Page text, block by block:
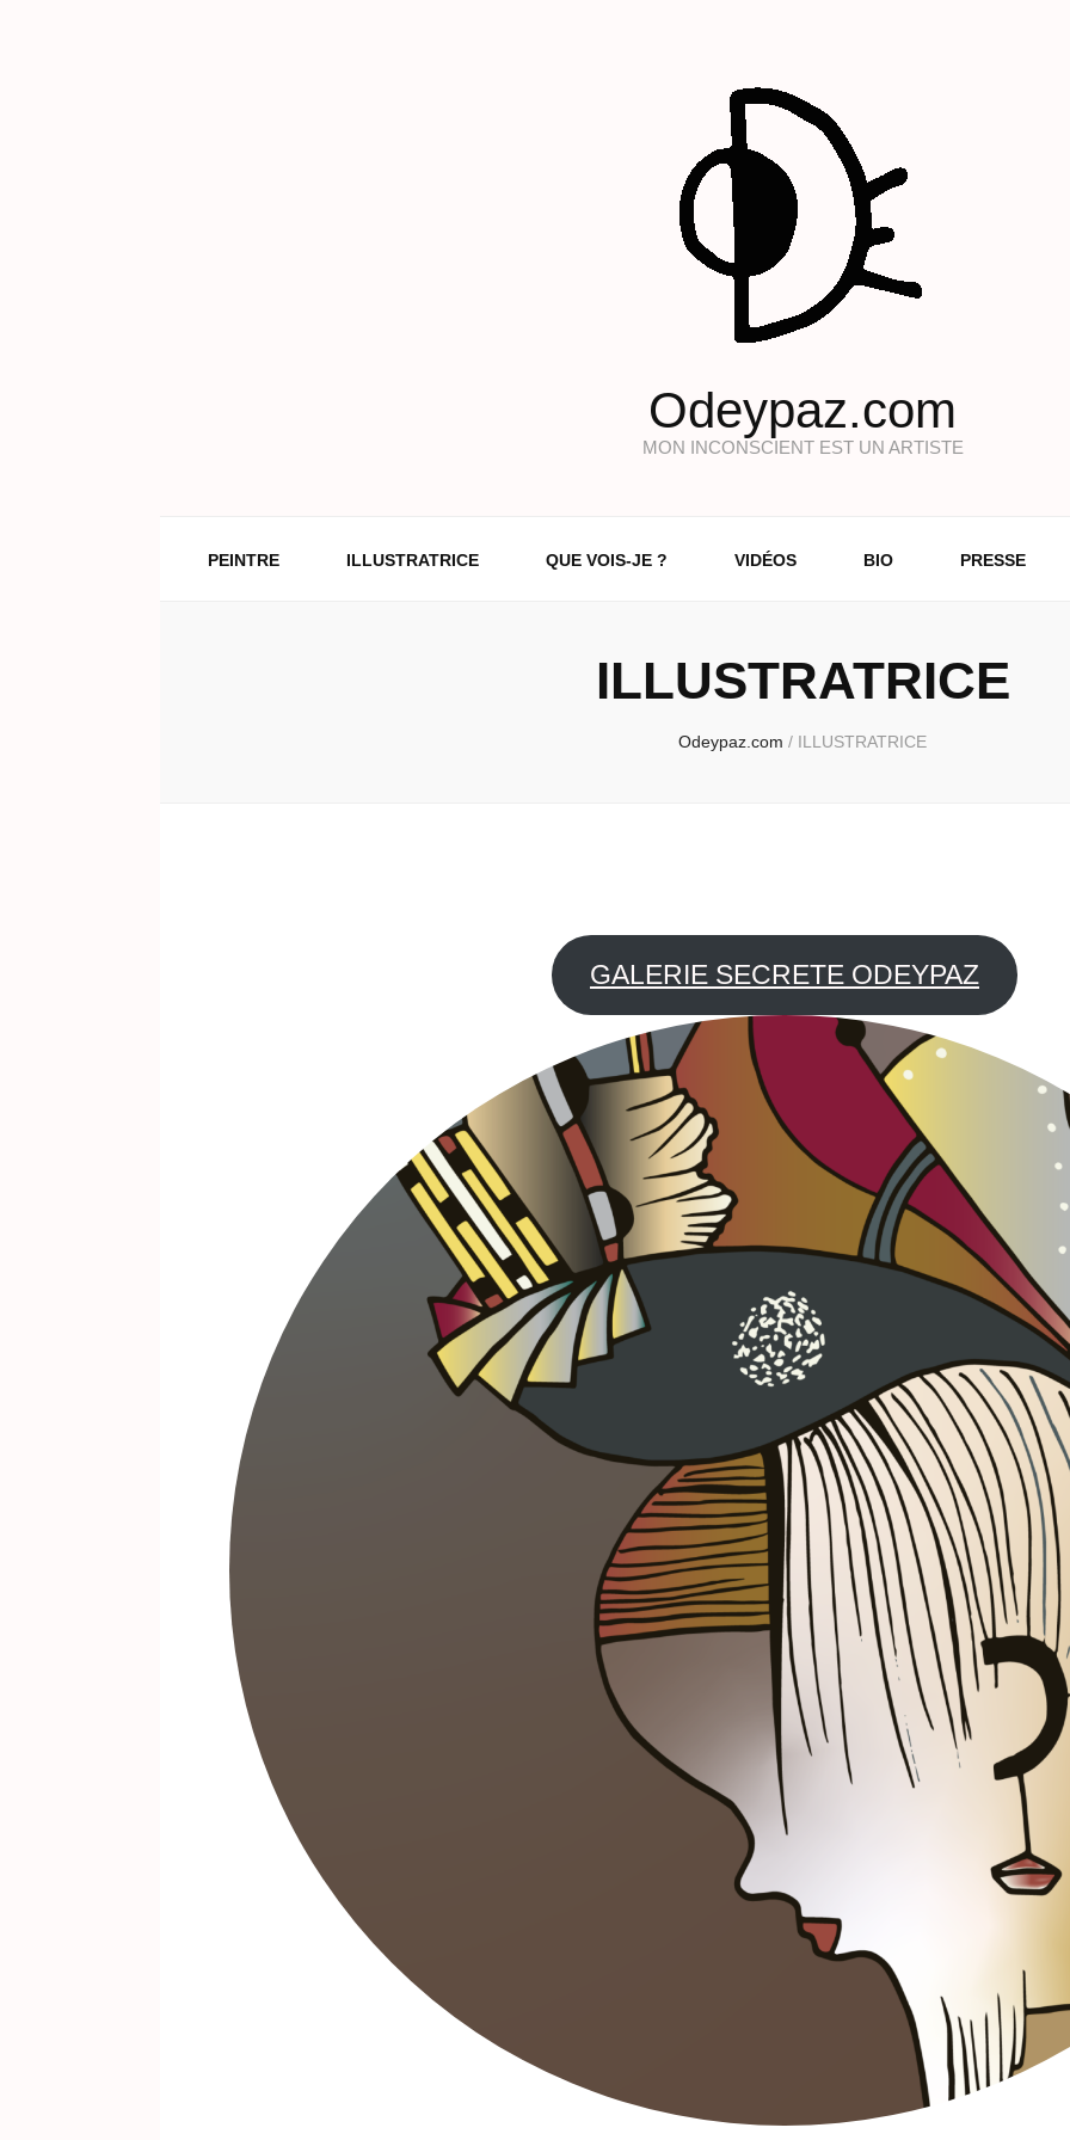
Odeypaz.com
MON INCONSCIENT EST UN ARTISTE
PEINTRE ILLUSTRATRICE QUE VOIS-JE ? VIDÉOS BIO PRESSE
ILLUSTRATRICE
Odeypaz.com / ILLUSTRATRICE
GALERIE SECRETE ODEYPAZ